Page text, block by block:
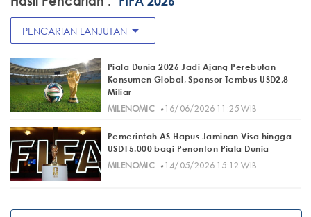
PENCARIAN LANJUTAN arrow_drop_down
Piala Dunia 2026 Jadi Ajang Perebutan
Konsumen Global, Sponsor Tembus USD2,8
Miliar
MILENOMIC· 16/06/2026 11:25 WIB
Pemerintah AS Hapus Jaminan Visa hingga
USD15.000 bagi Penonton Piala Dunia
MILENOMIC· 14/05/2026 15:12 WIB